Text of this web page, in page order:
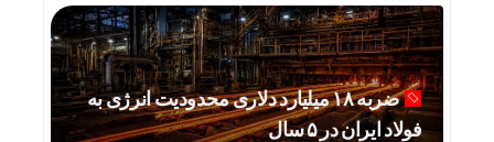
ضربه ۱۸ میلیارد دلاری محدودیت انرژی به
فولاد ایران در ۵ سال